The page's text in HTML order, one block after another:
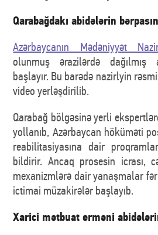
Qarabağdakı abidələrin
Azərbaycanın Mədəniyyət
olunmuş ərazilərdə dağılmış
başlayır. Bu barədə nazirlyin
video yerləşdirilib.
Qarabağ bölgəsinə yerli
yollanıb, Azərbaycan höküməti
reabilitasiyasına dair proqramlar
bildirir. Ancaq prosesin icrası,
mexanizmlərə dair yanaşmalar
ictimai müzakirələr başlayıb.
Xarici mətbuat erməni